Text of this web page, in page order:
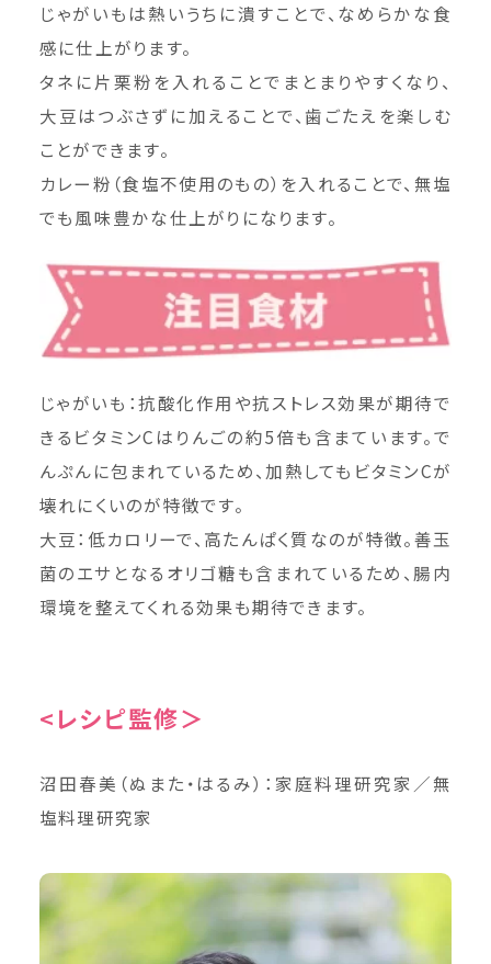
じゃがいもは熱いうちに潰すことで、なめらかな食
感に仕上がります。
タネに片栗粉を入れることでまとまりやすくなり、
大豆はつぶさずに加えることで、歯ごたえを楽しむ
ことができます。
カレー粉（食塩不使用のもの）を入れることで、無塩
でも風味豊かな仕上がりになります。
じゃがいも：抗酸化作用や抗ストレス効果が期待で
きるビタミンCはりんごの約5倍も含まています。で
んぷんに包まれているため、加熱してもビタミンCが
壊れにくいのが特徴です。
大豆：低カロリーで、高たんぱく質なのが特徴。善玉
菌のエサとなるオリゴ糖も含まれているため、腸内
環境を整えてくれる効果も期待できます。
<レシピ監修＞
沼田春美（ぬまた・はるみ）：家庭料理研究家／無
塩料理研究家